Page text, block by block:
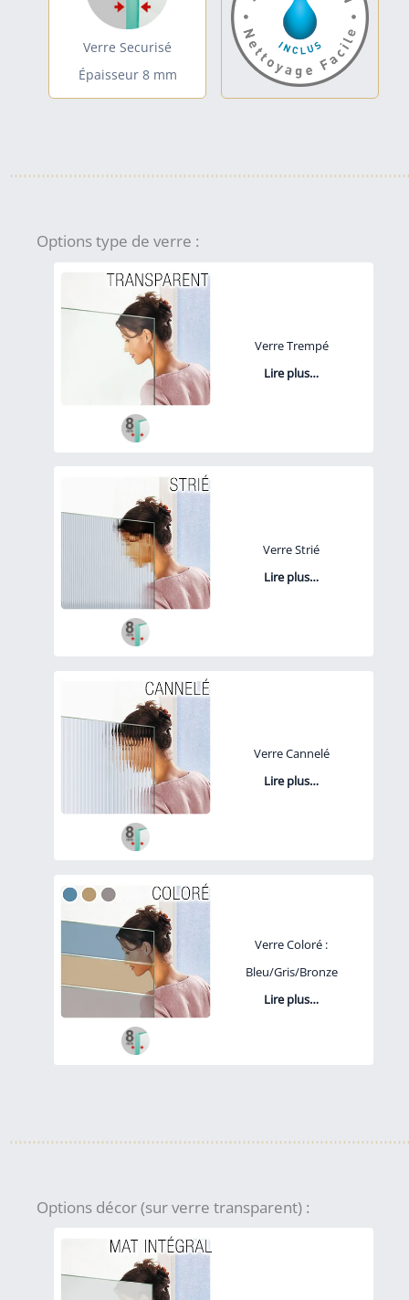
Verre Securisé
Épaisseur 8 mm
Options type de verre :
Verre Trempé
Lire plus…
Verre Strié
Lire plus…
Verre Cannelé
Lire plus…
Verre Coloré :
Bleu/Gris/Bronze
Lire plus…
Options décor (sur verre transparent) :